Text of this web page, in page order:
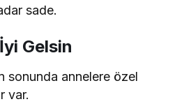
sade.
Gelsin
sonunda annelere özel
var.